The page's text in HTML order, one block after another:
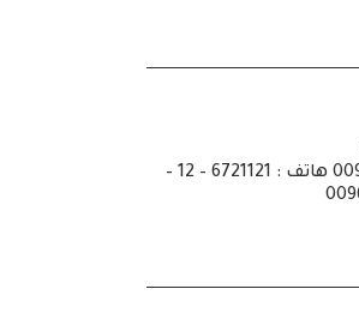
ص.ب: 6351 جدة الرمز 21442 هاتف 6722269 – 12 – 00966 هاتف : 6721121 – 12 –